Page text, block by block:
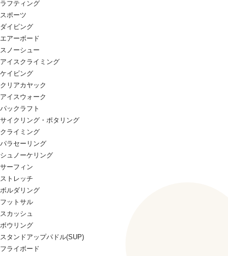
ラフティング
スポーツ
ダイビング
エアーボード
スノーシュー
アイスクライミング
ケイビング
クリアカヤック
アイスウォーク
パックラフト
サイクリング・ポタリング
クライミング
パラセーリング
シュノーケリング
サーフィン
ストレッチ
ボルダリング
フットサル
スカッシュ
ボウリング
スタンドアップパドル(SUP)
フライボード